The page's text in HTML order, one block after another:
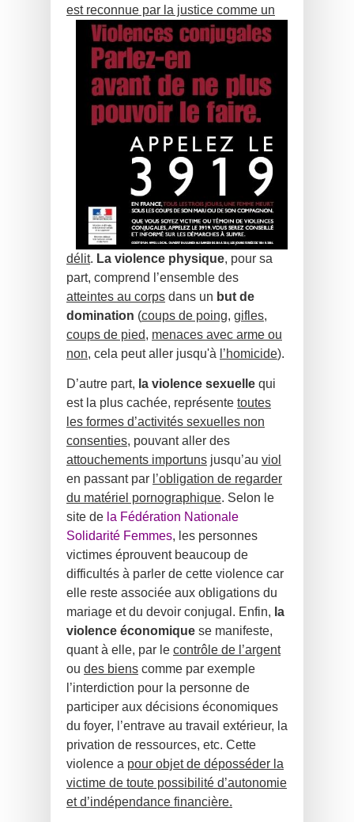
est reconnue par la justice comme un
délit. La violence physique, pour sa
part, comprend l’ensemble des
atteintes au corps dans un but de
domination (coups de poing, gifles,
coups de pied, menaces avec arme ou
non, cela peut aller jusqu'à l’homicide).
D’autre part, la violence sexuelle qui
est la plus cachée, représente toutes
les formes d’activités sexuelles non
consenties, pouvant aller des
attouchements importuns jusqu’au viol
en passant par l’obligation de regarder
du matériel pornographique. Selon le
site de la Fédération Nationale
Solidarité Femmes, les personnes
victimes éprouvent beaucoup de
difficultés à parler de cette violence car
elle reste associée aux obligations du
mariage et du devoir conjugal. Enfin, la
violence économique se manifeste,
quant à elle, par le contrôle de l’argent
ou des biens comme par exemple
l’interdiction pour la personne de
participer aux décisions économiques
du foyer, l’entrave au travail extérieur, la
privation de ressources, etc. Cette
violence a pour objet de déposséder la
victime de toute possibilité d’autonomie
et d’indépendance financière.